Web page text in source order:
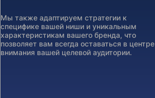
Мы также адаптируем стратегии к
специфике вашей ниши и уникальным
характеристикам вашего бренда, что
позволяет вам всегда оставаться в центре
внимания вашей целевой аудитории.